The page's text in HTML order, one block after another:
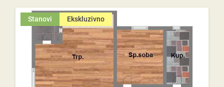
Stanovi Ekskluzivno